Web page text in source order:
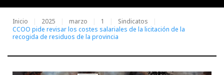
Inicio 2025 marzo 1
Sindicatos
CCOO pide revisar los costes salariales de la licitación de la
recogida de residuos de la provincia